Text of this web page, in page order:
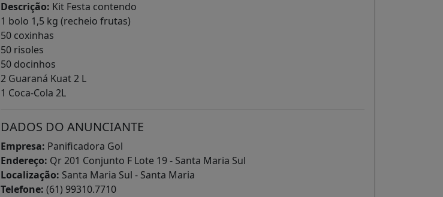
Descrição: Kit Festa contendo
1 bolo 1,5 kg (recheio frutas)
50 coxinhas
50 risoles
50 docinhos
2 Guaraná Kuat 2 L
1 Coca-Cola 2L
DADOS DO ANUNCIANTE
Empresa: Panificadora Gol
Endereço: Qr 201 Conjunto F Lote 19 - Santa Maria Sul
Localização: Santa Maria Sul - Santa Maria
Telefone: (61) 99310.7710